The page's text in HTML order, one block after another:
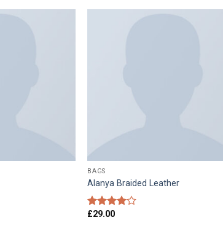
BAGS
Alanya Braided Leather
Rated
£29.00